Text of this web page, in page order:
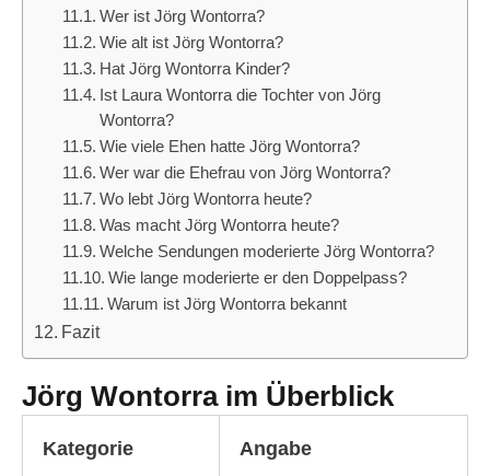
Wer ist Jörg Wontorra?
Wie alt ist Jörg Wontorra?
Hat Jörg Wontorra Kinder?
Ist Laura Wontorra die Tochter von Jörg
Wontorra?
Wie viele Ehen hatte Jörg Wontorra?
Wer war die Ehefrau von Jörg Wontorra?
Wo lebt Jörg Wontorra heute?
Was macht Jörg Wontorra heute?
Welche Sendungen moderierte Jörg Wontorra?
Wie lange moderierte er den Doppelpass?
Warum ist Jörg Wontorra bekannt
Fazit
Jörg Wontorra im Überblick
Kategorie Angabe